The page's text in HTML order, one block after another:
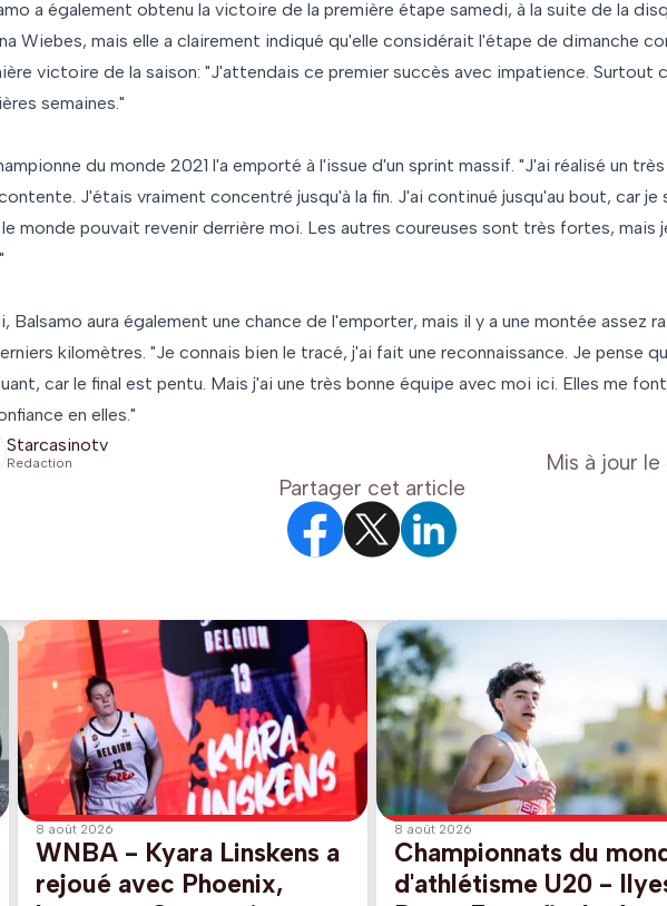
a également obtenu la victoire de la première étape samedi, à la suite de la
Wiebes, mais elle a clairement indiqué qu'elle considérait l'étape de dimanche
victoire de la saison: "J'attendais ce premier succès avec impatience. Surtout
semaines."
du monde 2021 l'a emporté à l'issue d'un sprint massif. "J'ai réalisé un
J'étais vraiment concentré jusqu'à la fin. J'ai continué jusqu'au bout, car je
monde pouvait revenir derrière moi. Les autres coureuses sont très fortes, mais
Balsamo aura également une chance de l'emporter, mais il y a une montée assez
kilomètres. "Je connais bien le tracé, j'ai fait une reconnaissance. Je pense
car le final est pentu. Mais j'ai une très bonne équipe avec moi ici. Elles me
en elles."
Starcasinotv
Redaction Mis à jour le
Partager cet article
8 août 2026
WNBA - Kyara Linskens a
rejoué avec Phoenix,
8 août 2026
Championnats du
d'athlétisme U20 -